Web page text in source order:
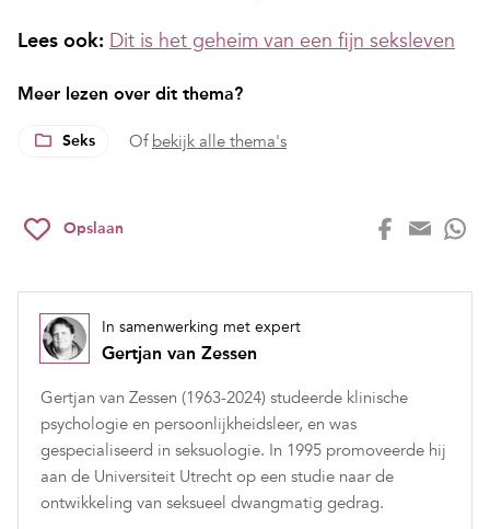
Lees ook: Dit is het geheim van een fijn seksleven
Meer lezen over dit thema?
Seks Of bekijk alle thema's
Opslaan
In samenwerking met expert
Gertjan van Zessen
Gertjan van Zessen (1963-2024) studeerde klinische
psychologie en persoonlijkheidsleer, en was
gespecialiseerd in seksuologie. In 1995 promoveerde hij
aan de Universiteit Utrecht op een studie naar de
ontwikkeling van seksueel dwangmatig gedrag.